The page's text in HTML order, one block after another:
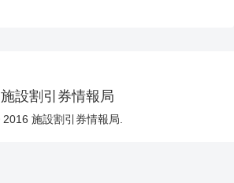
施設割引券情報局
施設割引券情報局.